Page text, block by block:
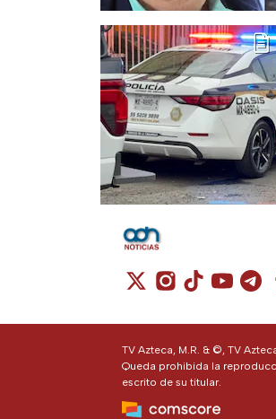
Cuenta de X /
Cuenta de
Cuenta
TV Azteca, M.R. & ©, TV
Queda prohibida la
escrito de su titular.